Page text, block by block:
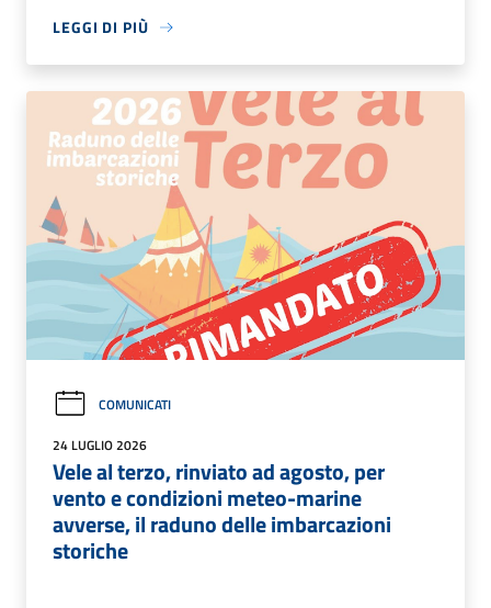
LEGGI DI PIÙ
COMUNICATI
24 LUGLIO 2026
Vele al terzo, rinviato ad agosto, per
vento e condizioni meteo-marine
avverse, il raduno delle imbarcazioni
storiche